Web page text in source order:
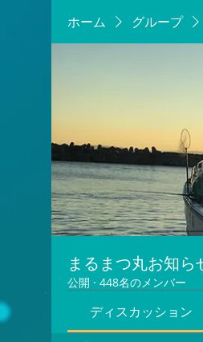
ホーム グループ
まるまつ丸お知ら
公開 · 448名のメンバー
ディスカッション